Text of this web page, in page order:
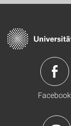
Facebook